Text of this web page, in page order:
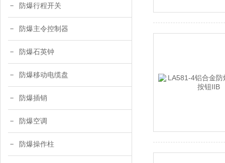
防爆行程开关
防爆主令控制器
防爆石英钟
防爆移动电缆盘
防爆插销
防爆空调
防爆操作柱